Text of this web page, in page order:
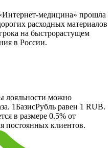
медицина» прошла
расходных материалов
на быстрорастущем
в России.
лояльности можно
1БазисРубль равен 1 RUB.
в размере 0.5% от
постоянных клиентов.